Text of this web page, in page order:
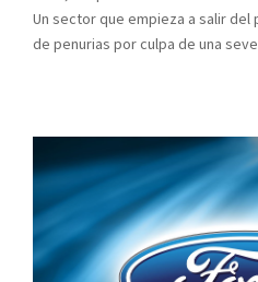
Un sector que empieza a salir
de penurias por culpa de una